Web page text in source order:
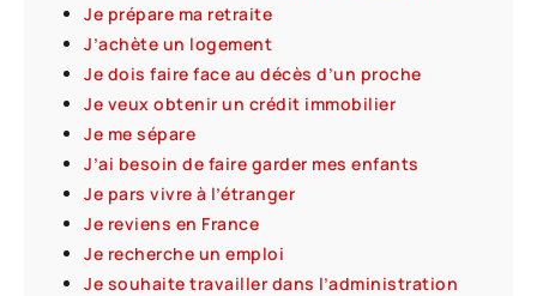
Je prépare ma retraite
J’achète un logement
Je dois faire face au décès d’un proche
Je veux obtenir un crédit immobilier
Je me sépare
J’ai besoin de faire garder mes enfants
Je pars vivre à l’étranger
Je reviens en France
Je recherche un emploi
Je souhaite travailler dans l’administration